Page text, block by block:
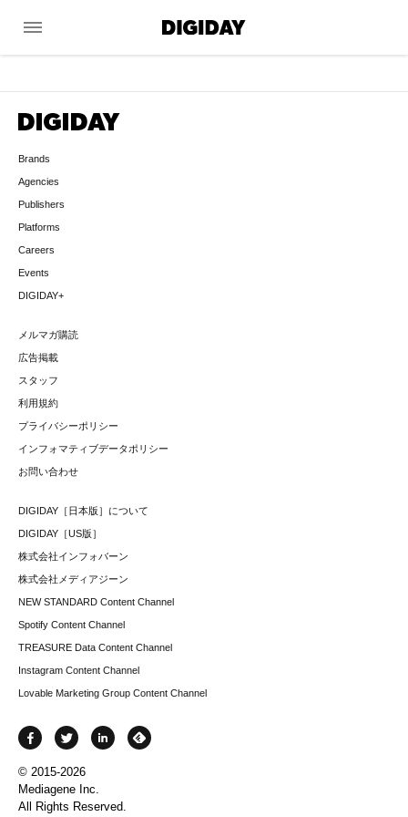
menu
Brands
Agencies
Publishers
Platforms
Careers
Events
DIGIDAY+
メルマガ購読
広告掲載
スタッフ
利用規約
プライバシーポリシー
インフォマティブデータポリシー
お問い合わせ
DIGIDAY［日本版］について
DIGIDAY［US版］
株式会社インフォバーン
株式会社メディアジーン
NEW STANDARD Content Channel
Spotify Content Channel
TREASURE Data Content Channel
Instagram Content Channel
Lovable Marketing Group Content Channel
© 2015-2026
Mediagene Inc.
All Rights Reserved.